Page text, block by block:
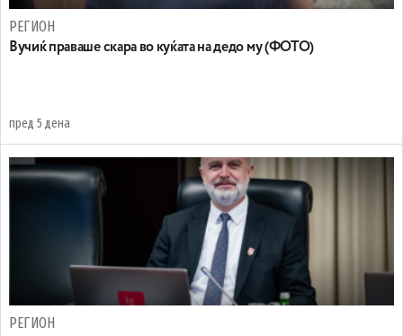
РЕГИОН
Вучиќ праваше скара во куќата на дедо му (ФОТО)
пред 5 дена
РЕГИОН